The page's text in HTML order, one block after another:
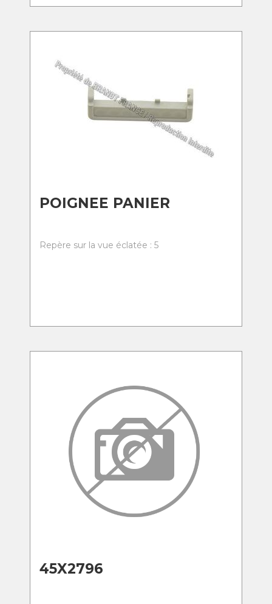
POIGNEE PANIER
Repère sur la vue éclatée : 5
45X2796